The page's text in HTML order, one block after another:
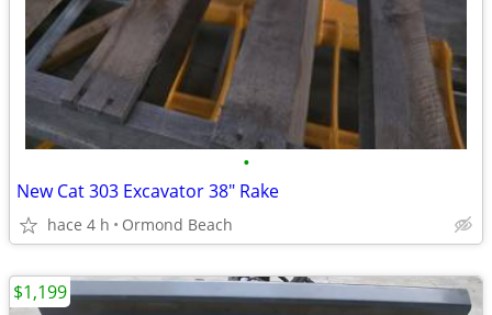
•
New Cat 303 Excavator 38" Rake
hace 4 h Ormond Beach
$1,199